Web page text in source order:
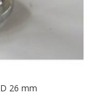
26 mm